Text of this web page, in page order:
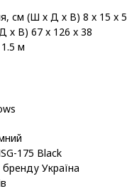
см (Ш х Д х В) 8 x 15 x 5
х В) 67 x 126 x 38
м
175 Black
бренду Україна